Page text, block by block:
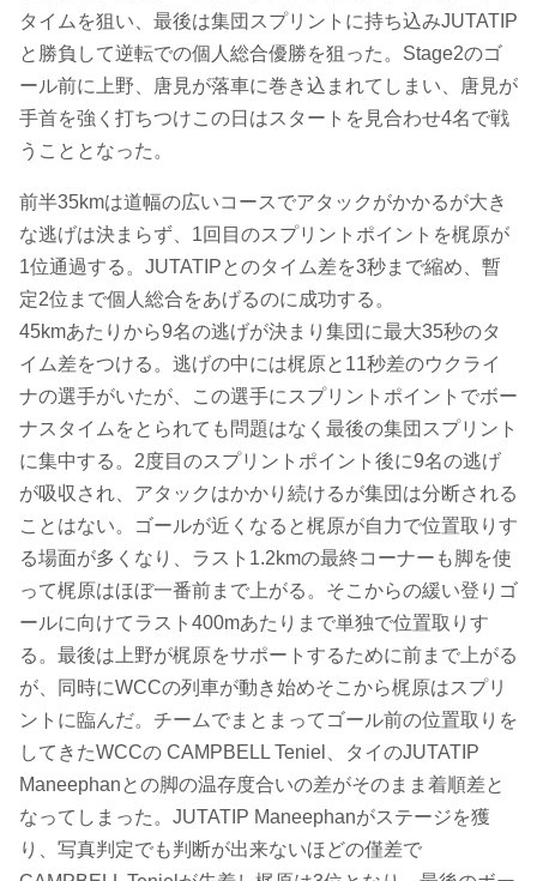
タイムを狙い、最後は集団スプリントに持ち込みJUTATIP
と勝負して逆転での個人総合優勝を狙った。Stage2のゴ
ール前に上野、唐見が落車に巻き込まれてしまい、唐見が
手首を強く打ちつけこの日はスタートを見合わせ4名で戦
うこととなった。
前半35kmは道幅の広いコースでアタックがかかるが大き
な逃げは決まらず、1回目のスプリントポイントを梶原が
1位通過する。JUTATIPとのタイム差を3秒まで縮め、暫
定2位まで個人総合をあげるのに成功する。
45kmあたりから9名の逃げが決まり集団に最大35秒のタ
イム差をつける。逃げの中には梶原と11秒差のウクライ
ナの選手がいたが、この選手にスプリントポイントでボー
ナスタイムをとられても問題はなく最後の集団スプリント
に集中する。2度目のスプリントポイント後に9名の逃げ
が吸収され、アタックはかかり続けるが集団は分断される
ことはない。ゴールが近くなると梶原が自力で位置取りす
る場面が多くなり、ラスト1.2kmの最終コーナーも脚を使
って梶原はほぼ一番前まで上がる。そこからの緩い登りゴ
ールに向けてラスト400mあたりまで単独で位置取りす
る。最後は上野が梶原をサポートするために前まで上がる
が、同時にWCCの列車が動き始めそこから梶原はスプリ
ントに臨んだ。チームでまとまってゴール前の位置取りを
してきたWCCの CAMPBELL Teniel、タイのJUTATIP
Maneephanとの脚の温存度合いの差がそのまま着順差と
なってしまった。JUTATIP Maneephanがステージを獲
り、写真判定でも判断が出来ないほどの僅差で